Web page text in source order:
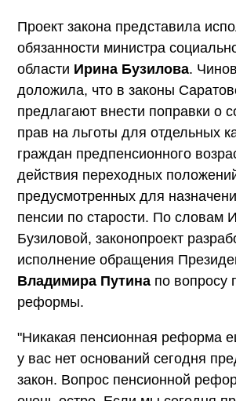
Проект закона представила
обязанности министра
области Ирина Бузилова.
доложила, что в законы
предлагают внести поправки о
прав на льготы для отдельных
граждан предпенсионного
действия переходных
предусмотренных для
пенсии по старости. По словам
Бузиловой, законопроект
исполнение обращения
Владимира Путина по вопросу
реформы.
"Никакая пенсионная реформа
у вас нет оснований сегодня
закон. Вопрос пенсионной